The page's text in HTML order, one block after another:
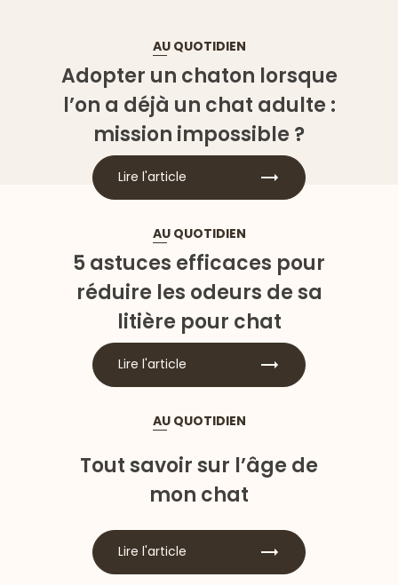
AU QUOTIDIEN
Adopter un chaton lorsque
l’on a déjà un chat adulte :
mission impossible ?
Lire l'article
AU QUOTIDIEN
5 astuces efficaces pour
réduire les odeurs de sa
litière pour chat
Lire l'article
AU QUOTIDIEN
Tout savoir sur l’âge de
mon chat
Lire l'article